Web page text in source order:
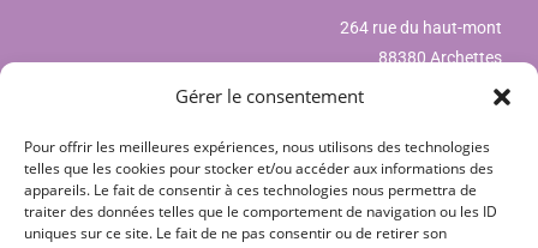
Gérer le consentement
Pour offrir les meilleures expériences, nous utilisons des technologies
telles que les cookies pour stocker et/ou accéder aux informations des
appareils. Le fait de consentir à ces technologies nous permettra de
traiter des données telles que le comportement de navigation ou les ID
uniques sur ce site. Le fait de ne pas consentir ou de retirer son
264 rue du haut-mont
88380 Archettes
Mentions légales
Déclaration de confidentialité (UE)